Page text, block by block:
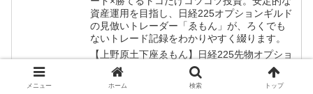
資産運用を目指し、日経225オプションギルド
の見倣いトレーダー「ゑもん」が、ろくでも
ないトレード記録をわかりやすく綴ります。
【上野原土下座ゑもん】日経225先物オプショ
ン専業トレーダー。Extremistan の僻地辺境、
山岳地帯にひっそりと生息する Chronolynx(ク
ロノリンクス) というユキヒョウに似たネコ科
メニュー ホーム 検索 トップ